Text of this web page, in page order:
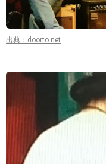
出典：doorto.net